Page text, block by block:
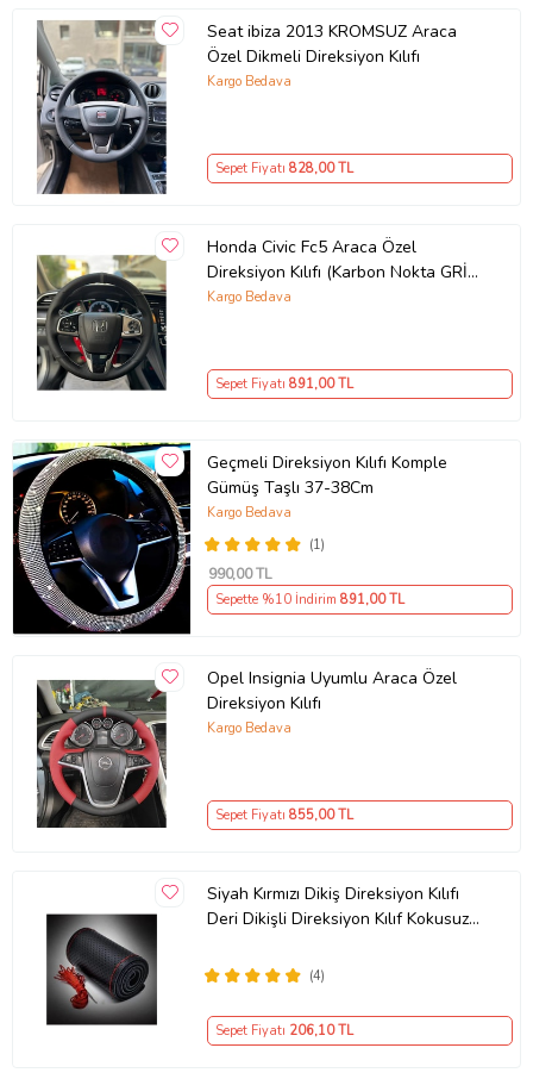
Seat ibiza 2013 KROMSUZ Araca
Özel Dikmeli Direksiyon Kılıfı
Kargo Bedava
Sepet Fiyatı 828,00 TL
Honda Civic Fc5 Araca Özel
Direksiyon Kılıfı (Karbon Nokta GRİ
YÜZÜK)
Kargo Bedava
Sepet Fiyatı 891,00 TL
Geçmeli Direksiyon Kılıfı Komple
Gümüş Taşlı 37-38Cm
(1)
Kargo Bedava
990,00 TL
Sepette %10 İndirim 891,00 TL
Opel Insignia Uyumlu Araca Özel
Direksiyon Kılıfı
Kargo Bedava
Sepet Fiyatı 855,00 TL
Siyah Kırmızı Dikiş Direksiyon Kılıfı
Deri Dikişli Direksiyon Kılıf Kokusuz
(4)
Sepet Fiyatı 206,10 TL